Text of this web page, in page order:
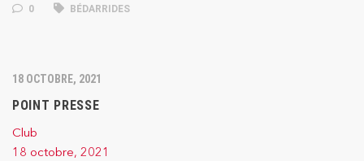
0 BÉDARRIDES
18 OCTOBRE, 2021
POINT PRESSE
Club
18 octobre, 2021